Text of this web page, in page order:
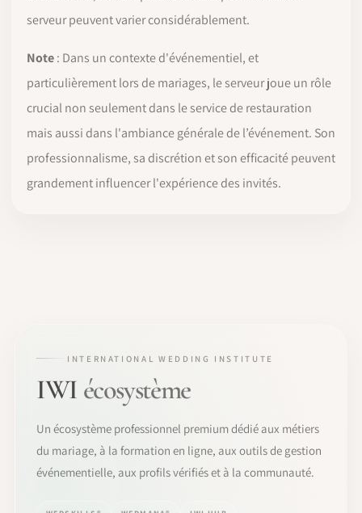
serveur peuvent varier considérablement.
Note: Dans un contexte d'événementiel, et
particulièrement lors de mariages, le serveur joue un rôle
crucial non seulement dans le service de restauration
mais aussi dans l'ambiance générale de l’événement. Son
professionnalisme, sa discrétion et son efficacité peuvent
grandement influencer l'expérience des invités.
INTERNATIONAL WEDDING INSTITUTE
IWI écosystème
Un écosystème professionnel premium dédié aux métiers
du mariage, à la formation en ligne, aux outils de gestion
événementielle, aux profils vérifiés et à la communauté.